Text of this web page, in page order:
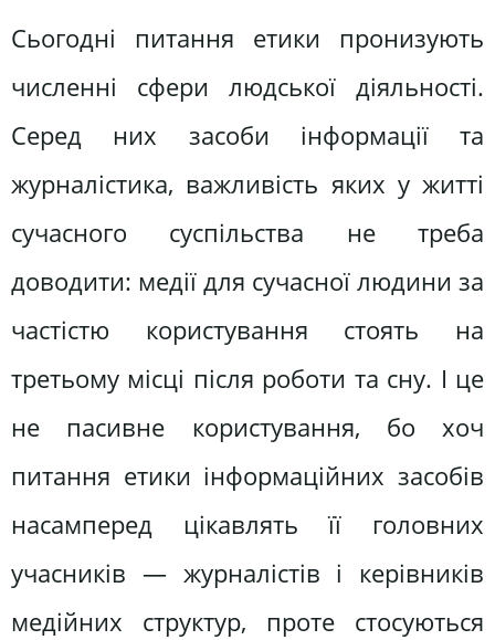
Сьогодні питання етики пронизують
численні сфери людської діяльності.
Серед них засоби інформації та
журналістика, важливість яких у житті
сучасного суспільства не треба
доводити: медії для сучасної людини за
частістю користування стоять на
третьому місці після роботи та сну. І це
не пасивне користування, бо хоч
питання етики інформаційних засобів
насамперед цікавлять її головних
учасників — журналістів і керівників
медійних структур, проте стосуються